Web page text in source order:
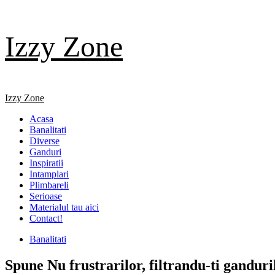
content
Izzy Zone
Primary
Izzy Zone
Acasa
Banalitati
Diverse
Ganduri
Inspiratii
Intamplari
Plimbareli
Serioase
Materialul tau aici
Contact!
Banalitati
Spune Nu frustrarilor, filtrandu-ti